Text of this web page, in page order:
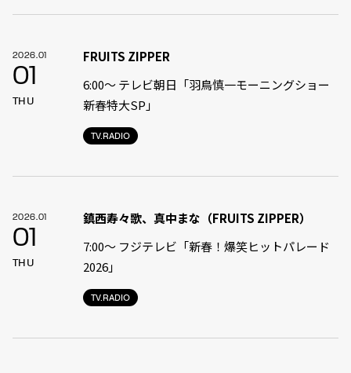
2026.01
01
THU
TV.RADIO
FRUITS ZIPPER
6:00〜 テレビ朝日「羽鳥慎一モーニングショー
新春特大SP」
2026.01
01
THU
TV.RADIO
鎮西寿々歌、真中まな（FRUITS ZIPPER）
7:00〜 フジテレビ「新春！爆笑ヒットパレード
2026」